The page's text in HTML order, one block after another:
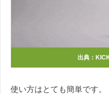
出典：
使い方はとても簡単です。